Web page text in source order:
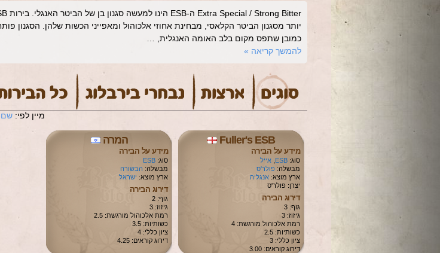
יותר מסגנון הביטר הקלאסי, מבחינת אחוזי אלכוהול ומאפייני הכשות שלהן. הסגנון
כמובן שתפס מקום בלב האומה האנגלית, …
להמשך קריאה »
מיין לפי: שם
Fuller's ESB
מידע על הבירה
סוג: ESB אייל
מבשלה: פולר'ס
ארץ מוצא: אנגליה
יצרן: פולר'ס
דירוג הבירה
גוף: 3
גיזוז: 3
רמת אלכוהול מורגשת: 4
כשותיות: 2.5
ציון כללי: 3
דירוג קוראים: 3.00
המרה
מידע על הבירה
סוג: ESB
מבשלה: הבשורה
ארץ מוצא: ישראל
דירוג הבירה
גוף: 2
גיזוז: 3
רמת אלכוהול מורגשת: 2.5
כשותיות: 3.5
ציון כללי: 4
דירוג קוראים: 4.25